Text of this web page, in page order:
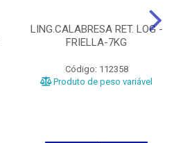
LING.CALABRESA RET. LOG -
FRIELLA-7KG
Código: 112358
Produto de peso variável